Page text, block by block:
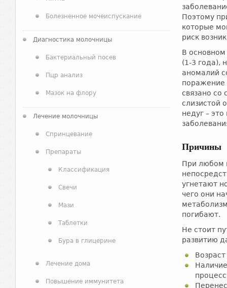
Болезненное мочеиспускание
Диагностика молочницы
Бактериальный посев
Пцр анализ
Мазок на флору
Лечение молочницы
Спринцевание
Препараты
Классификация
Свечи
Мази
Таблетки
Бура в глицерине
Лечение дома
Повышение иммунитета
Поэтому
которые
риск
В основном
(1-3 года),
аномалий
поражение
связано со
слизистой
недуг –
Причины
При любом
угнетают
чего они
погибают.
Не стоит
развитию